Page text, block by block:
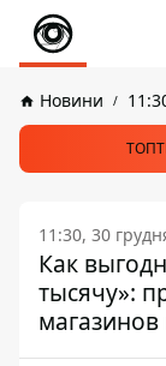
Новини
11:30, 30
Как
тысячу»: